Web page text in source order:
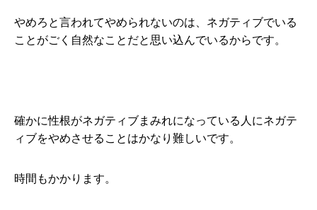
やめろと言われてやめられないのは、ネガティブでいる
ことがごく自然なことだと思い込んでいるからです。
確かに性根がネガティブまみれになっている人にネガテ
ィブをやめさせることはかなり難しいです。
時間もかかります。